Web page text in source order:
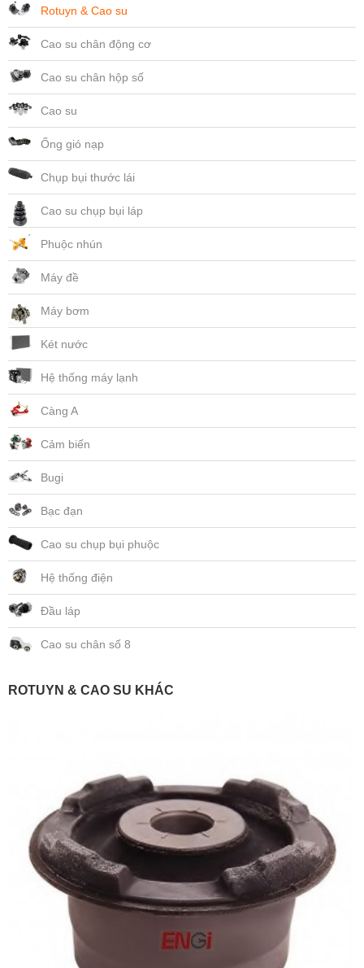
Rotuyn & Cao su
Cao su chân động cơ
Cao su chân hộp số
Cao su
Ống gió nạp
Chụp bụi thước lái
Cao su chụp bụi láp
Phuộc nhún
Máy đề
Máy bơm
Két nước
Hệ thống máy lạnh
Càng A
Cảm biến
Bugi
Bạc đạn
Cao su chụp bụi phuộc
Hệ thống điện
Đầu láp
Cao su chân số 8
ROTUYN & CAO SU KHÁC